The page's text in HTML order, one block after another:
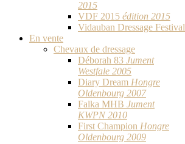
2015
VDF 2015 édition 2015
Vidauban Dressage Festival
En vente
Chevaux de dressage
Déborah 83 Jument
Westfale 2005
Diary Dream Hongre
Oldenbourg 2007
Falka MHB Jument
KWPN 2010
First Champion Hongre
Oldenbourg 2009